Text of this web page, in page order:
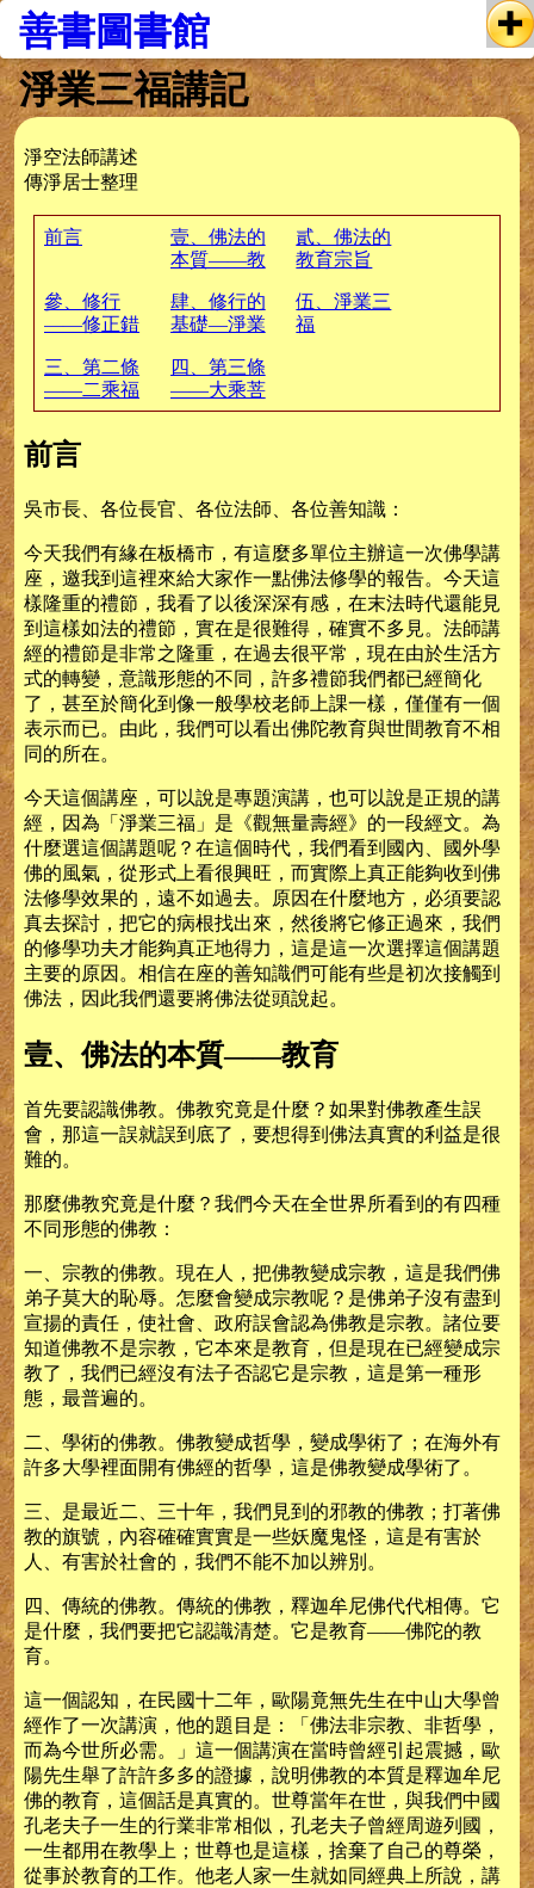
善書圖書館
淨業三福講記
淨空法師講述
傳淨居士整理
前言
壹、佛法的
本質——教
貳、佛法的
教育宗旨
宙人生的真
相
參、修行
——修正錯
肆、修行的
基礎—淨業
伍、淨業三
福
三、第二條
——二乘福
四、第三條
——大乘菩
薩福
前言
吳市長、各位長官、各位法師、各位善知識：
今天我們有緣在板橋市，有這麼多單位主辦這一次佛學講
座，邀我到這裡來給大家作一點佛法修學的報告。今天這
樣隆重的禮節，我看了以後深深有感，在末法時代還能見
到這樣如法的禮節，實在是很難得，確實不多見。法師講
經的禮節是非常之隆重，在過去很平常，現在由於生活方
式的轉變，意識形態的不同，許多禮節我們都已經簡化
了，甚至於簡化到像一般學校老師上課一樣，僅僅有一個
表示而已。由此，我們可以看出佛陀教育與世間教育不相
同的所在。
今天這個講座，可以說是專題演講，也可以說是正規的講
經，因為「淨業三福」是《觀無量壽經》的一段經文。為
什麼選這個講題呢？在這個時代，我們看到國內、國外學
佛的風氣，從形式上看很興旺，而實際上真正能夠收到佛
法修學效果的，遠不如過去。原因在什麼地方，必須要認
真去探討，把它的病根找出來，然後將它修正過來，我們
的修學功夫才能夠真正地得力，這是這一次選擇這個講題
主要的原因。相信在座的善知識們可能有些是初次接觸到
佛法，因此我們還要將佛法從頭說起。
壹、佛法的本質——教育
首先要認識佛教。佛教究竟是什麼？如果對佛教產生誤
會，那這一誤就誤到底了，要想得到佛法真實的利益是很
難的。
那麼佛教究竟是什麼？我們今天在全世界所看到的有四種
不同形態的佛教：
一、宗教的佛教。現在人，把佛教變成宗教，這是我們佛
弟子莫大的恥辱。怎麼會變成宗教呢？是佛弟子沒有盡到
宣揚的責任，使社會、政府誤會認為佛教是宗教。諸位要
知道佛教不是宗教，它本來是教育，但是現在已經變成宗
教了，我們已經沒有法子否認它是宗教，這是第一種形
態，最普遍的。
二、學術的佛教。佛教變成哲學，變成學術了；在海外有
許多大學裡面開有佛經的哲學，這是佛教變成學術了。
三、是最近二、三十年，我們見到的邪教的佛教；打著佛
教的旗號，內容確確實實是一些妖魔鬼怪，這是有害於
人、有害於社會的，我們不能不加以辨別。
四、傳統的佛教。傳統的佛教，釋迦牟尼佛代代相傳。它
是什麼，我們要把它認識清楚。它是教育——佛陀的教
育。
這一個認知，在民國十二年，歐陽竟無先生在中山大學曾
經作了一次講演，他的題目是：「佛法非宗教、非哲學，
而為今世所必需。」這一個講演在當時曾經引起震撼，歐
陽先生舉了許許多多的證據，說明佛教的本質是釋迦牟尼
佛的教育，這個話是真實的。世尊當年在世，與我們中國
孔老夫子一生的行業非常相似，孔老夫子曾經周遊列國，
一生都用在教學上；世尊也是這樣，捨棄了自己的尊榮，
從事於教育的工作。他老人家一生就如同經典上所說，講